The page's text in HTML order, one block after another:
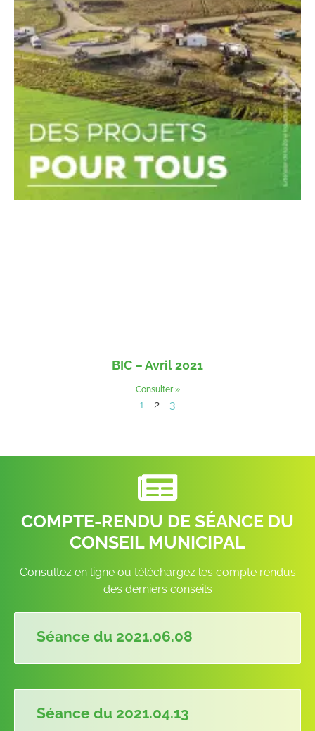
BIC – Avril 2021
Consulter »
1 2 3
COMPTE-RENDU DE SÉANCE DU
CONSEIL MUNICIPAL
Consultez en ligne ou téléchargez les compte rendus
des derniers conseils
Séance du 2021.06.08
Séance du 2021.04.13